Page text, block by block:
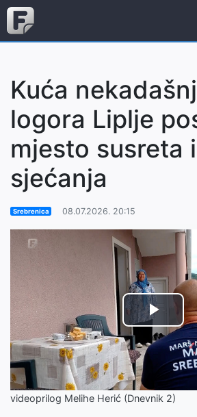
Kuća
logora Liplje
mjesto susreta i
sjećanja
Srebrenica 08.07.2026. 20:15
Play
videoprilog Melihe Herić (Dnevnik 2)